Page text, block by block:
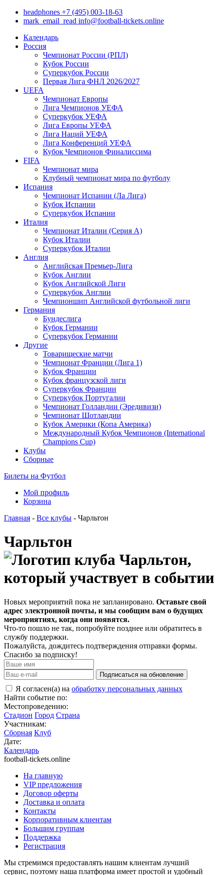
headphones +7 (495) 003-18-63
mark_email_read info@football-tickets.online
Календарь
Россия
Чемпионат России (РПЛ)
Кубок России
Суперкубок России
Первая Лига ФНЛ 2026/2027
UEFA
Чемпионат Европы
Лига Чемпионов УЕФА
Суперкубок УЕФА
Лига Европы УЕФА
Лига Наций УЕФА
Лига Конференций УЕФА
Кубок Чемпионов Финалиссима
FIFA
Чемпионат мира
Клубный чемпионат мира по футболу
Испания
Чемпионат Испании (Ла Лига)
Кубок Испании
Суперкубок Испании
Италия
Чемпионат Италии (Серия А)
Кубок Италии
Суперкубок Италии
Англия
Английская Премьер-Лига
Кубок Англии
Кубок Английской Лиги
Суперкубок Англии
Чемпионшип Английской футбольной лиги
Германия
Бундеслига
Кубок Германии
Суперкубок Германии
Другие
Товарищеские матчи
Чемпионат Франции (Лига 1)
Кубок Франции
Кубок французской лиги
Суперкубок Франции
Суперкубок Португалии
Чемпионат Голландии (Эредивизи)
Чемпионат Шотландии
Кубок Америки (Копа Америка)
Международный Кубок Чемпионов (International
Champions Cup)
Клубы
Сборные
Билеты на Футбол
Мой профиль
Корзина
Главная - Все клубы - Чарльтон
Чарльтон
Новых мероприятий пока не запланировано. Оставьте свой
адрес электронной почты, и мы сообщим вам о будущих
мероприятиях, когда они появятся.
Что-то пошло не так, попробуйте позднее или обратитесь в
службу поддержки.
Пожалуйста, дождитесь подтверждения отправки формы.
Спасибо за подписку!
Подписаться на обновление
Я согласен(а) на обработку персональных данных
Найти событие по:
Местопроведению:
Стадион Город Страна
Участникам:
Сборная Клуб
Дате:
Календарь
football-tickets.online
На главную
VIP предложения
Договор оферты
Доставка и оплата
Контакты
Корпоративным клиентам
Большим группам
Поддержка
Регистрация
Мы стремимся предоставлять нашим клиентам лучший
сервис, поэтому наша платформа имеет простой и удобный